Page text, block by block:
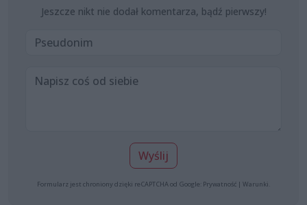
Jeszcze nikt nie dodał komentarza, bądź pierwszy!
Wyślij
Formularz jest chroniony dzięki reCAPTCHA od Google: Prywatność | Warunki